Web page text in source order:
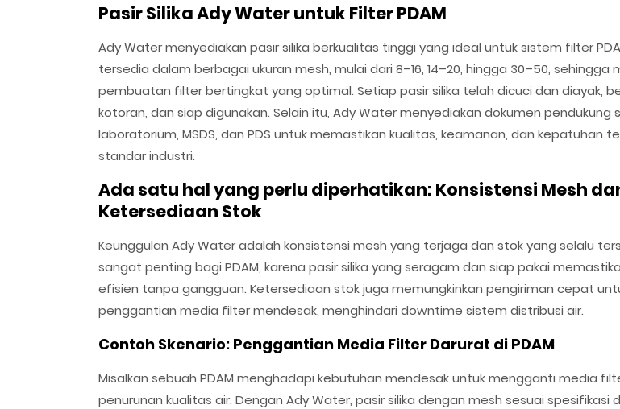
Pasir Silika Ady Water untuk Filter PDAM
Ady Water menyediakan pasir silika berkualitas tinggi yang ideal untuk sistem filter
tersedia dalam berbagai ukuran mesh, mulai dari 8–16, 14–20, hingga 30–50, sehingga
pembuatan filter bertingkat yang optimal. Setiap pasir silika telah dicuci dan diayak,
kotoran, dan siap digunakan. Selain itu, Ady Water menyediakan dokumen pendukung
laboratorium, MSDS, dan PDS untuk memastikan kualitas, keamanan, dan kepatuhan
standar industri.
Ada satu hal yang perlu diperhatikan: Konsistensi Mesh
Ketersediaan Stok
Keunggulan Ady Water adalah konsistensi mesh yang terjaga dan stok yang selalu
sangat penting bagi PDAM, karena pasir silika yang seragam dan siap pakai
efisien tanpa gangguan. Ketersediaan stok juga memungkinkan pengiriman cepat
penggantian media filter mendesak, menghindari downtime sistem distribusi air.
Contoh Skenario: Penggantian Media Filter Darurat di PDAM
Misalkan sebuah PDAM menghadapi kebutuhan mendesak untuk mengganti media
penurunan kualitas air. Dengan Ady Water, pasir silika dengan mesh sesuai spesifikasi